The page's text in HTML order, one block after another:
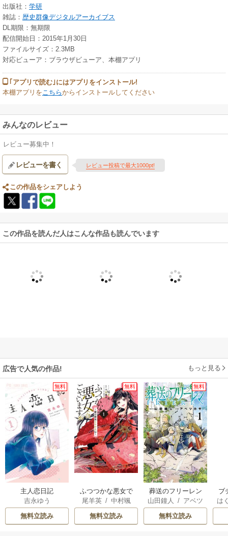
出版社： 学研
雑誌： 歴史群像デジタルアーカイブス
DL期限：無期限
配信開始日：2015年1月30日
ファイルサイズ：2.3MB
対応ビューア：ブラウザビューア、本棚アプリ
｢アプリで読む｣にはアプリをインストール!
本棚アプリを こちらからインストールしてください
みんなのレビュー
レビュー募集中！
レビューを書く レビュー投稿で最大1000pt!
この作品をシェアしよう
この作品を読んだ人はこんな作品も読んでいます
広告で人気の作品! もっと見る
無料
主人恋日記
吉永ゆう
無料立読み
無料
ふつつかな悪女で
はございますが ～
雛宮蝶鼠とりかえ
伝～
尾羊英/ 中村颯
希/ゆき哉
無料立読み
無料
葬送のフリーレン
山田鐘人
/ アベツ
カサ
無料立読み
ブ
復
は